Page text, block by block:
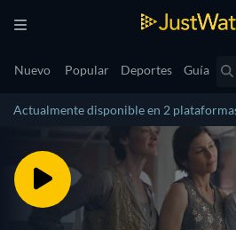
Nuevo Popular Deportes Guía
Actualmente disponible en 2